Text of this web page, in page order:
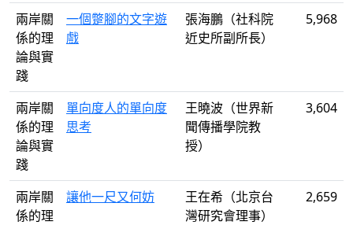
兩岸關
係的理
論與實
踐
一個蹩腳的文字遊
戲
張海鵬（社科院
近史所副所長）
5,968
兩岸關
係的理
論與實
踐
單向度人的單向度
思考
王曉波（世界新
聞傳播學院教
授）
3,604
兩岸關
係的理
讓他一尺又何妨
王在希（北京台
灣研究會理事）
2,659